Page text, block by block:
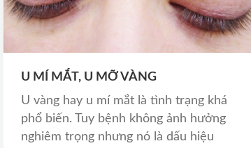
U MÍ MẮT, U MỠ VÀNG
U vàng hay u mí mắt là tình trạng khá
phổ biến. Tuy bệnh không ảnh hưởng
nghiêm trọng nhưng nó là dấu hiệu